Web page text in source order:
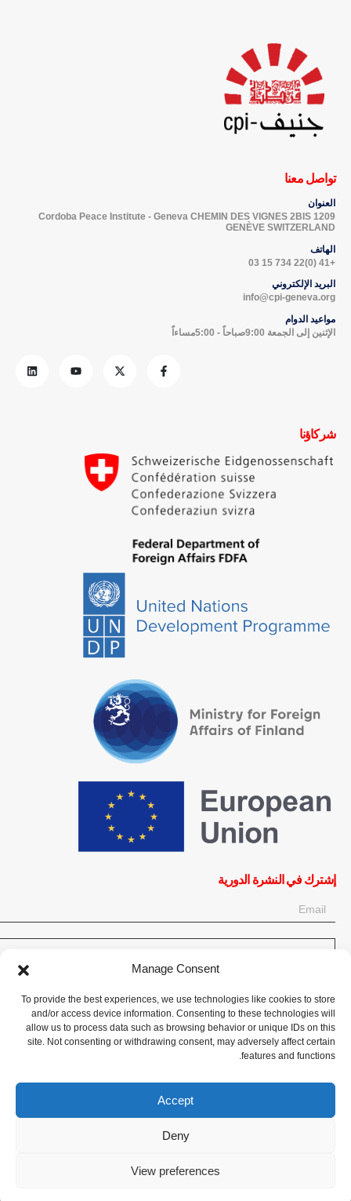
Manage Consent
To provide the best experiences, we use technologies like cookies to store
and/or access device information. Consenting to these technologies will
allow us to process data such as browsing behavior or unique IDs on this
site. Not consenting or withdrawing consent, may adversely affect certain
features and functions.
Accept
Deny
View preferences
تواصل معنا
العنوان
Cordoba Peace Institute - Geneva CHEMIN DES VIGNES 2BIS 1209
GENÈVE SWITZERLAND
الهاتف
+41 (0)22 734 15 03
البريد الإلكتروني
info@cpi-geneva.org
مواعيد الدوام
الإثنين إلى الجمعة 9:00صباحاً - 5:00مساءاً
شركاؤنا
إشترك في النشرة الدورية
على النشرة الإخبارية:
تبرع الآن